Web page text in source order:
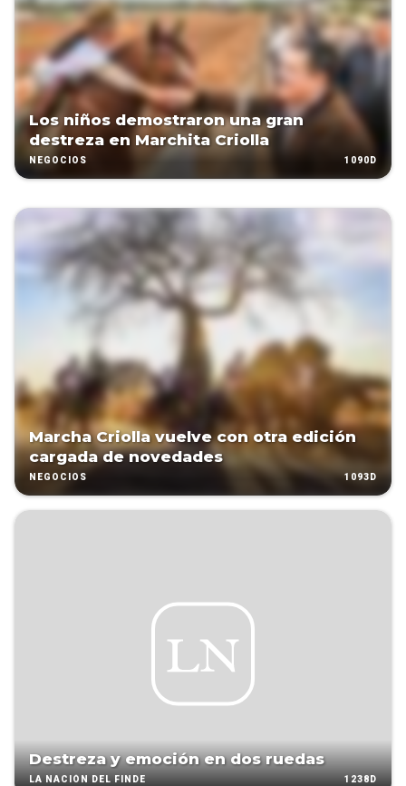
Los niños demostraron una gran
destreza en Marchita Criolla
NEGOCIOS 1090D
Marcha Criolla vuelve con otra edición
cargada de novedades
NEGOCIOS 1093D
Destreza y emoción en dos ruedas
LA NACIÓN DEL FINDE 1238D